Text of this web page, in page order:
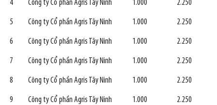
4 Công ty Cổ phần Agris Tây Ninh 1.000 2.250
5 Công ty Cổ phần Agris Tây Ninh 1.000 2.250
6 Công ty Cổ phần Agris Tây Ninh 1.000 2.250
7 Công ty Cổ phần Agris Tây Ninh 1.000 2.250
8 Công ty Cổ phần Agris Tây Ninh 1.000 2.250
9 Công ty Cổ phần Agris Tây Ninh 1.000 2.250